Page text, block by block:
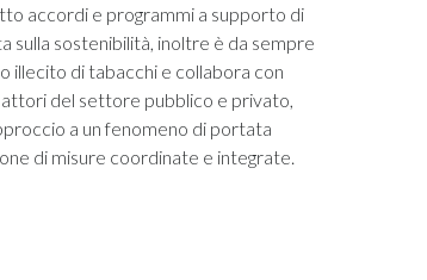
accordi e programmi a supporto di
sulla sostenibilità, inoltre è da sempre
illecito di tabacchi e collabora con
del settore pubblico e privato,
a un fenomeno di portata
di misure coordinate e integrate.